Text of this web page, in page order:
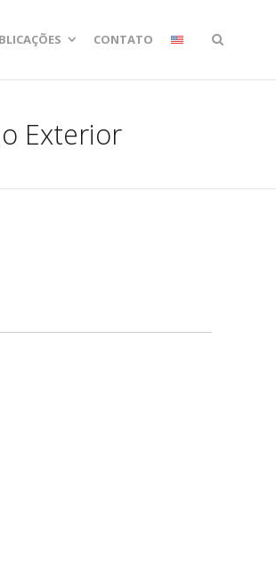
CONTATO
Exterior